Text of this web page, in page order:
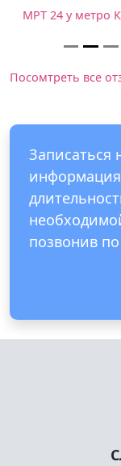
МРТ 24 у метро
Посомтреть все
Записаться
информация
позвонив